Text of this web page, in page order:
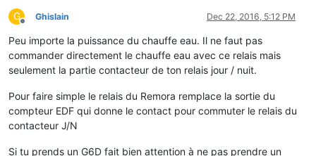
G
Offline
Ghislain Dec 22, 2016, 5:12 PM
Peu importe la puissance du chauffe eau. Il ne faut pas
commander directement le chauffe eau avec ce relais mais
seulement la partie contacteur de ton relais jour / nuit.
Pour faire simple le relais du Remora remplace la sortie du
compteur EDF qui donne le contact pour commuter le relais du
contacteur J/N
Si tu prends un G6D fait bien attention à ne pas prendre un